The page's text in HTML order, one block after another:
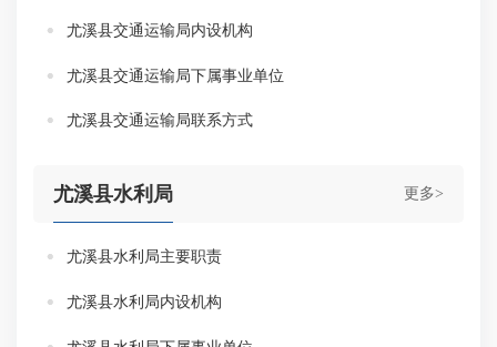
尤溪县交通运输局内设机构
尤溪县交通运输局下属事业单位
尤溪县交通运输局联系方式
更多>
尤溪县水利局
尤溪县水利局主要职责
尤溪县水利局内设机构